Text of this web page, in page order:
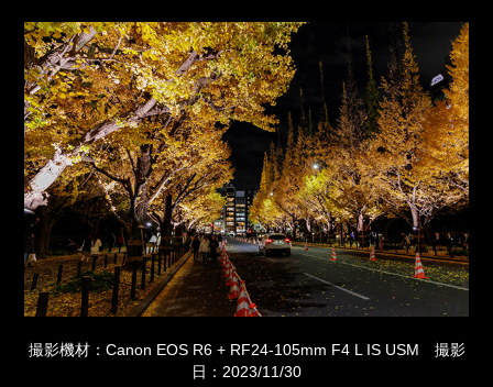
撮影機材：Canon EOS R6 + RF24-105mm F4 L IS USM 撮影
日：2023/11/30